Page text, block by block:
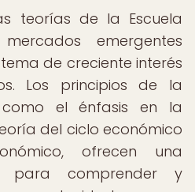
teorías de la Escuela
emergentes
de creciente interés
Los principios de la
como el énfasis en la
del ciclo económico
ofrecen una
para comprender y